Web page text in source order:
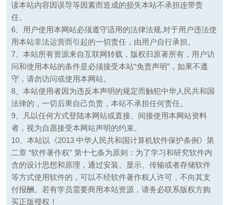
读本站内容因误导等因素而造成的损失本站不承担连带责
任。
6、用户使用本网站必须遵守适用的法律法规,对于用户违法使
用本站非法运营而引起的一切责任，由用户自行承担。
7、本站所有资源来自互联网转载，版权归原著所有，用户访
问和使用本站的条件是必须接受本站“免责声明”，如果不遵
守，请勿访问或使用本网站。
8、本站使用者因为违反本声明的规定而触犯中华人民共和国
法律的，一切后果自己负责，本站不承担任何责任。
9、凡以任何方式登陆本网站或直接、间接使用本网站资料
者，视为自愿接受本网站声明的约束。
10、本站以《2013 中华人民共和国计算机软件保护条例》第
二章 “软件著作权” 第十七条为原则：为了学习和研究软件内
含的设计思想和原理，通过安装、显示、传输或者存储软件
等方式使用软件的，可以不经软件著作权人许可，不向其支
付报酬。若有学员需要商用本站资源，请务必联系版权方购
买正版授权！